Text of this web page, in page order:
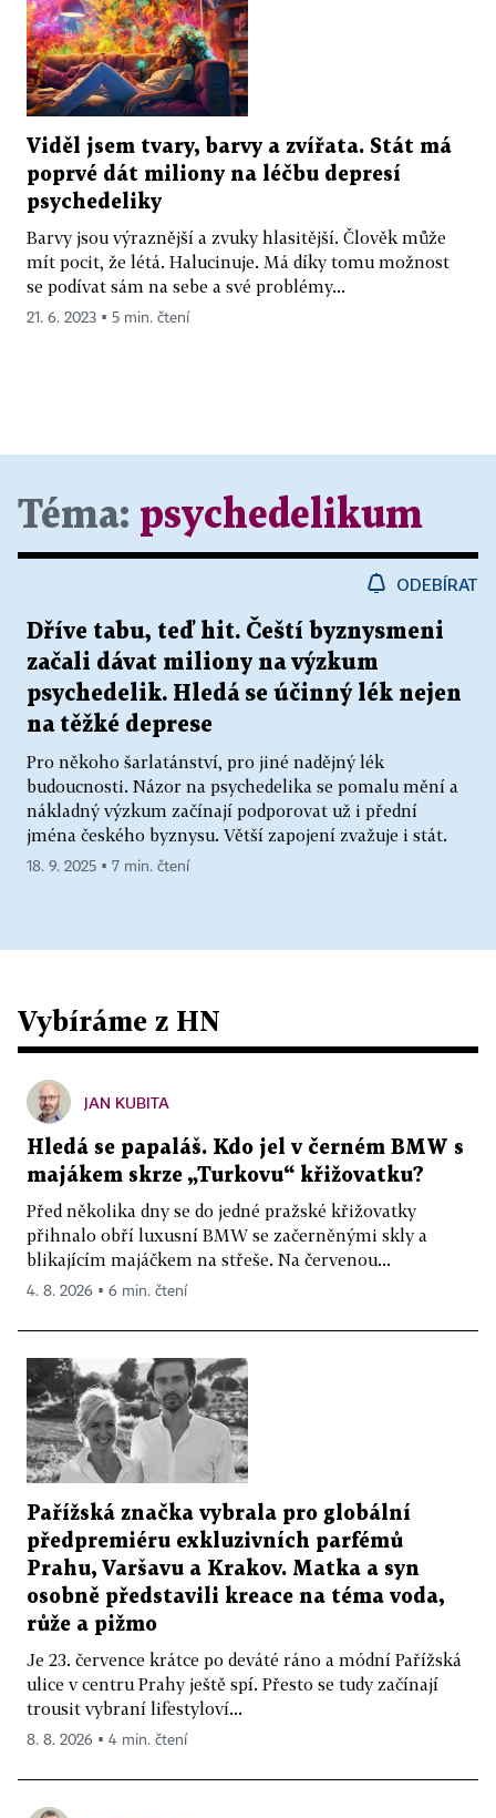
Viděl jsem tvary, barvy a zvířata. Stát má
poprvé dát miliony na léčbu depresí
psychedeliky
Barvy jsou výraznější a zvuky hlasitější. Člověk může
mít pocit, že létá. Halucinuje. Má díky tomu možnost
se podívat sám na sebe a své problémy...
21. 6. 2023 ▪ 5 min. čtení
Téma: psychedelikum
ODEBÍRAT
Dříve tabu, teď hit. Čeští byznysmeni
začali dávat miliony na výzkum
psychedelik. Hledá se účinný lék nejen
na těžké deprese
Pro někoho šarlatánství, pro jiné nadějný lék
budoucnosti. Názor na psychedelika se pomalu mění a
nákladný výzkum začínají podporovat už i přední
jména českého byznysu. Větší zapojení zvažuje i stát.
18. 9. 2025 ▪ 7 min. čtení
Vybíráme z HN
JAN KUBITA
Hledá se papaláš. Kdo jel v černém BMW s
majákem skrze „Turkovu“ křižovatku?
Před několika dny se do jedné pražské křižovatky
přihnalo obří luxusní BMW se začerněnými skly a
blikajícím majáčkem na střeše. Na červenou...
4. 8. 2026 ▪ 6 min. čtení
Pařížská značka vybrala pro globální
předpremiéru exkluzivních parfémů
Prahu, Varšavu a Krakov. Matka a syn
osobně představili kreace na téma voda,
růže a pižmo
Je 23. července krátce po deváté ráno a módní Pařížská
ulice v centru Prahy ještě spí. Přesto se tudy začínají
trousit vybraní lifestyloví...
8. 8. 2026 ▪ 4 min. čtení